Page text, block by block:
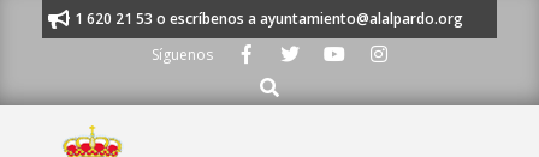
al 91 620 21 53 o escríbenos a ayuntamiento@alalpardo.org
Síguenos
Buscar